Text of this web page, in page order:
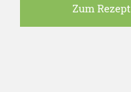
Zum Rezept